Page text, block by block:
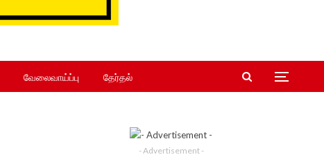
வேலைவாய்ப்பு தேர்தல்
- Advertisement -